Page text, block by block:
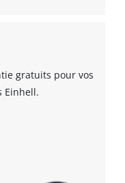
Platform
gratuits pour vos
Einhell.